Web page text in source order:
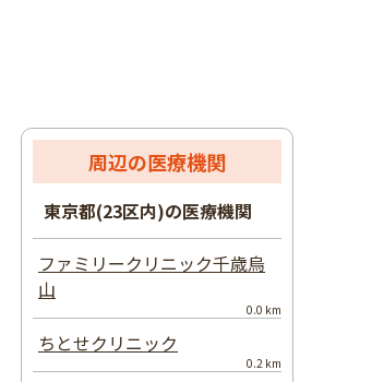
周辺の医療機関
東京都(23区内)の医療機関
ファミリークリニック千歳烏
山
0.0 km
ちとせクリニック
0.2 km